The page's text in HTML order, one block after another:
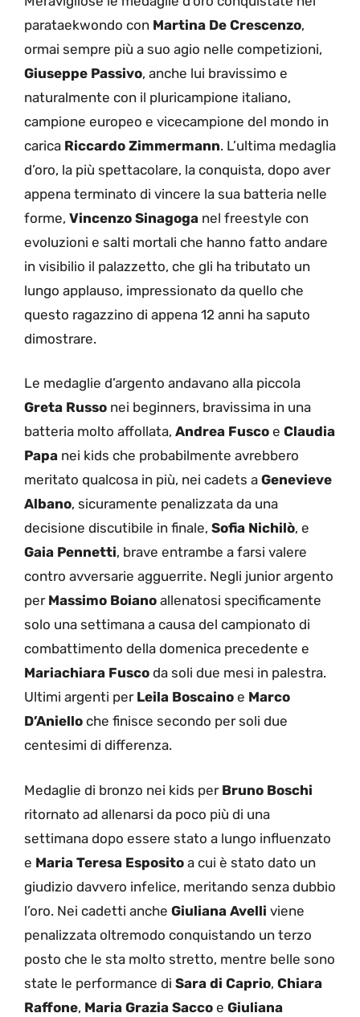
parataekwondo con Martina De Crescenzo,
ormai sempre più a suo agio nelle competizioni,
Giuseppe Passivo, anche lui bravissimo e
naturalmente con il pluricampione italiano,
campione europeo e vicecampione del mondo in
carica Riccardo Zimmermann. L’ultima medaglia
d’oro, la più spettacolare, la conquista, dopo aver
appena terminato di vincere la sua batteria nelle
forme, Vincenzo Sinagoga nel freestyle con
evoluzioni e salti mortali che hanno fatto andare
in visibilio il palazzetto, che gli ha tributato un
lungo applauso, impressionato da quello che
questo ragazzino di appena 12 anni ha saputo
dimostrare.
Le medaglie d’argento andavano alla piccola
Greta Russo nei beginners, bravissima in una
batteria molto affollata, Andrea Fusco e Claudia
Papa nei kids che probabilmente avrebbero
meritato qualcosa in più, nei cadets a Genevieve
Albano, sicuramente penalizzata da una
decisione discutibile in finale, Sofia Nichilò, e
Gaia Pennetti, brave entrambe a farsi valere
contro avversarie agguerrite. Negli junior argento
per Massimo Boiano allenatosi specificamente
solo una settimana a causa del campionato di
combattimento della domenica precedente e
Mariachiara Fusco da soli due mesi in palestra.
Ultimi argenti perLeila Boscaino e Marco
D’Aniello che finisce secondo per soli due
centesimi di differenza.
Medaglie di bronzo nei kids per Bruno Boschi
ritornato ad allenarsi da poco più di una
settimana dopo essere stato a lungo influenzato
e Maria Teresa Esposito a cui è stato dato un
giudizio davvero infelice, meritando senza dubbio
l’oro. Nei cadetti anche Giuliana Avelli viene
penalizzata oltremodo conquistando un terzo
posto che le sta molto stretto, mentre belle sono
state le performance di Sara di Caprio, Chiara
Raffone, Maria Grazia Sacco e Giuliana